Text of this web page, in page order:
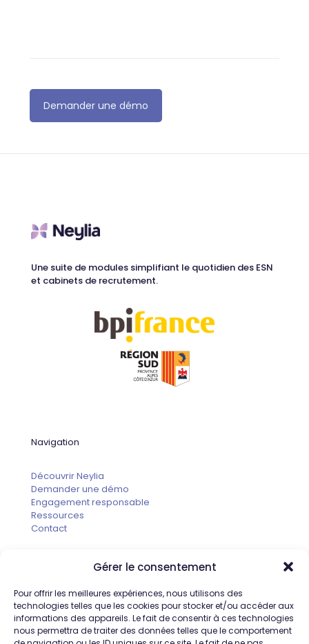
Gérer le consentement
Pour offrir les meilleures expériences, nous utilisons des
technologies telles que les cookies pour stocker et/ou accéder aux
informations des appareils. Le fait de consentir à ces technologies
nous permettra de traiter des données telles que le comportement
Une suite de modules simplifiant le quotidien des ESN
et cabinets de recrutement.
Navigation
Découvrir Neylia
Demander une démo
Engagement responsable
Ressources
Contact
Neylia
1200 Route des Lucioles